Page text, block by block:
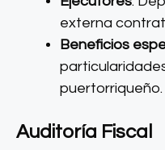
externa
Beneficios
puertorriqueño.
Auditoría Fiscal